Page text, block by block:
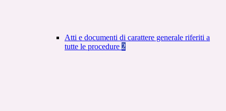
Atti e documenti di carattere generale riferiti a
tutte le procedure 2